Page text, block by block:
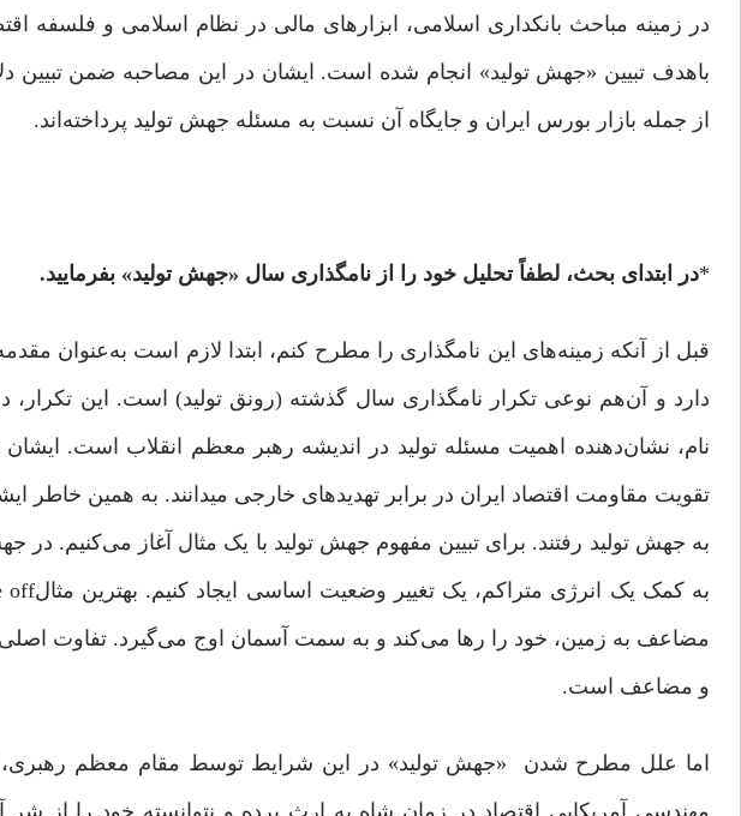
در زمینه مباحث بانکداری اسلامی، ابزارهای مالی در نظام اسلامی و فلسفه
باهدف تبیین «جهش تولید» انجام ‌شده است. ایشان در این مصاحبه ضمن تبیین
از جمله بازار بورس ایران و جایگاه آن نسبت به مسئله جهش تولید پرداخته‌اند.
*در ابتدای بحث، لطفاً تحلیل خود را از نامگذاری سال «جهش تولید» بفرمایید.
قبل از آنکه زمینه‌های این نامگذاری را مطرح کنم، ابتدا لازم است به‌عنوان
دارد و آن‌هم نوعی تکرار نامگذاری سال گذشته (رونق تولید) است. این تکرار،
نام، نشان‌دهنده اهمیت مسئله تولید در اندیشه رهبر معظم انقلاب است. ایشان
تقویت مقاومت اقتصاد ایران در برابر تهدیدهای خارجی میدانند. به همین خاطر
به جهش تولید رفتند. برای تبیین مفهوم جهش تولید با یک مثال آغاز می‌کنیم.
مضاعف به زمین، خود را رها می‌کند و به سمت آسمان اوج می‌گیرد. تفاوت اصلی
و مضاعف است.
اما علل مطرح شدن «جهش تولید» در این شرایط توسط مقام معظم رهبری،